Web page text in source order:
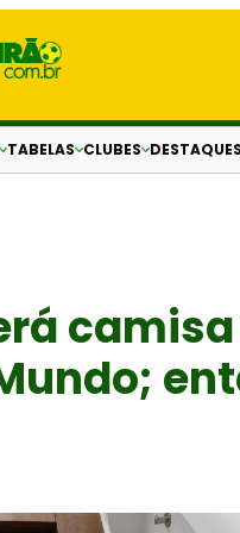
TABELAS CLUBES DESTAQUES
camisa